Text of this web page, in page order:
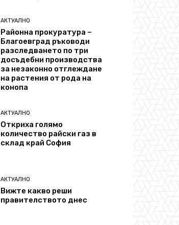
АКТУАЛНО
Районна прокуратура –
Благоевград ръководи
разследването по три
досъдебни производства
за незаконно отглеждане
на растения от рода на
конопа
АКТУАЛНО
Откриха голямо
количество райски газ в
склад край София
АКТУАЛНО
Вижте какво реши
правителството днес